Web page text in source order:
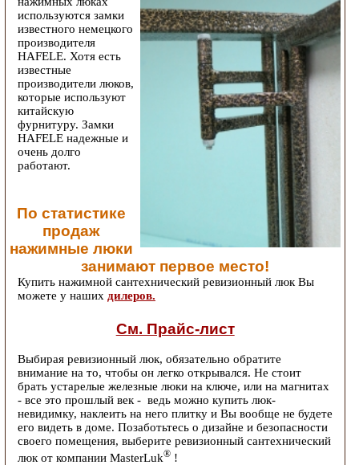
используются замки
известного немецкого
производителя
HAFELE. Хотя есть
известные
производители люков,
которые используют
китайскую
фурнитуру. Замки
HAFELE надежные и
очень долго
работают.
По статистике
продаж
нажимные люки
занимают первое место!
Купить нажимной сантехнический ревизионный люк Вы
можете у наших дилеров.
См. Прайс-лист
Выбирая ревизионный люк, обязательно обратите
внимание на то, чтобы он легко открывался. Не стоит
брать устарелые железные люки на ключе, или на магнитах
- все это прошлый век - ведь можно купить люк-
невидимку, наклеить на него плитку и Вы вообще не будете
его видеть в доме. Позаботьтесь о дизайне и безопасности
своего помещения, выберите ревизионный сантехнический
люк от компании MasterLuk® !